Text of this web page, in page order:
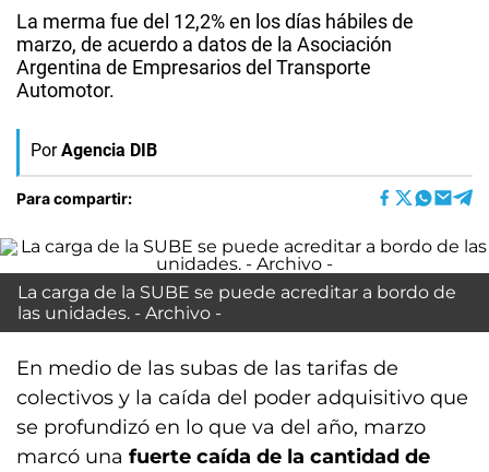
La merma fue del 12,2% en los días hábiles de
marzo, de acuerdo a datos de la Asociación
Argentina de Empresarios del Transporte
Automotor.
Por Agencia DIB
Para compartir:
La carga de la SUBE se puede acreditar a bordo de
las unidades. - Archivo -
En medio de las subas de las tarifas de
colectivos y la caída del poder adquisitivo que
se profundizó en lo que va del año, marzo
marcó una fuerte caída de la cantidad de